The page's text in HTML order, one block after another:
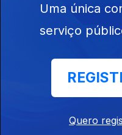
Kyryt,de origem
mais de 30 anos,
seu olhar.
dos estrangeiros,
Uma única
serviço
Quero